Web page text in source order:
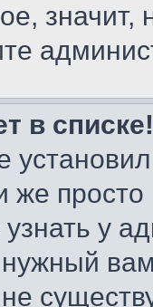
значит,
в списке!
же
у
не